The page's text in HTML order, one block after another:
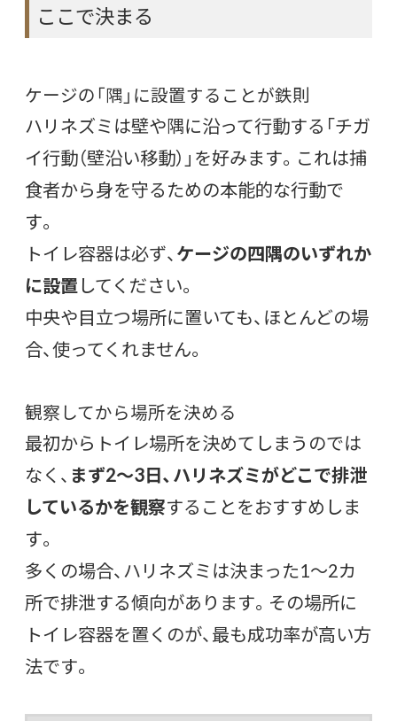
ここで決まる
ケージの「隅」に設置することが鉄則
ハリネズミは壁や隅に沿って行動する「チガ
イ行動（壁沿い移動）」を好みます。これは捕
食者から身を守るための本能的な行動で
す。
トイレ容器は必ず、ケージの四隅のいずれか
に設置してください。
中央や目立つ場所に置いても、ほとんどの場
合、使ってくれません。
観察してから場所を決める
最初からトイレ場所を決めてしまうのでは
なく、 まず2〜3日、ハリネズミがどこで排泄
しているかを観察することをおすすめしま
す。
多くの場合、ハリネズミは決まった1〜2カ
所で排泄する傾向があります。その場所に
トイレ容器を置くのが、最も成功率が高い方
法です。